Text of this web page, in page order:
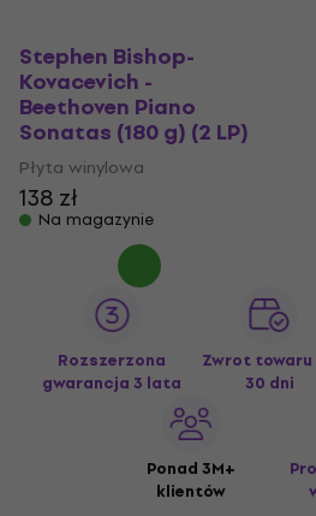
Stephen Bishop-
Kovacevich -
Beethoven Piano
Sonatas (180 g) (2 LP)
Płyta winylowa
138 zł
Na magazynie
Rozszerzona
gwarancja 3 lata
Zwrot towaru
30 dni
Ponad 3M+
klientów